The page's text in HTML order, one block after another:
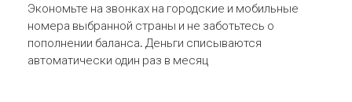
Экономьте на звонках на городские и мобильные
номера выбранной страны и не заботьтесь о
пополнении баланса. Деньги списываются
автоматически один раз в месяц